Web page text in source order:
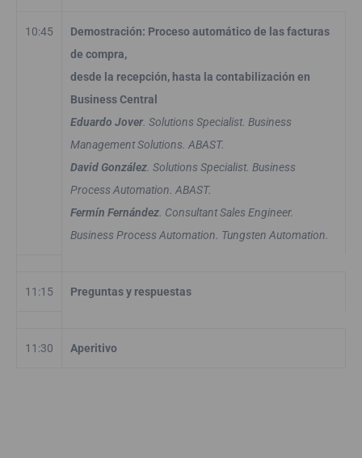
10:45
Demostración: Proceso automático de las facturas
de compra,
desde la recepción, hasta la contabilización en
Business Central
Eduardo Jover . Solutions Specialist. Business
Management Solutions. ABAST.
David González . Solutions Specialist. Business
Process Automation. ABAST.
Fermín Fernández . Consultant Sales Engineer.
Business Process Automation. Tungsten Automation.
11:15 Preguntas y respuestas
11:30 Aperitivo